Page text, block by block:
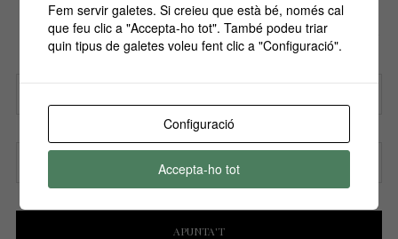
Si vols estar informa't de tots els
esdeveniments, inscriu-te amb el teu email al
nostre butlletí!
Nom
Correu electrònic
Fem servir galetes. Si creieu que està bé, només cal
que feu clic a "Accepta-ho tot". També podeu triar
quin tipus de galetes voleu fent clic a "Configuració".
Configuració
Accepta-ho tot